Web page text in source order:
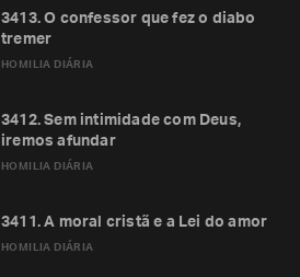
HOMILIA DIÁRIA
3413. O confessor que fez o diabo
tremer
HOMILIA DIÁRIA
3412. Sem intimidade com Deus,
iremos afundar
HOMILIA DIÁRIA
3411. A moral cristã e a Lei do amor